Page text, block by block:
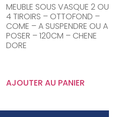
MEUBLE SOUS VASQUE 2 OU
4 TIROIRS – OTTOFOND –
COME – A SUSPENDRE OU A
POSER – 120CM – CHENE
DORE
AJOUTER AU PANIER